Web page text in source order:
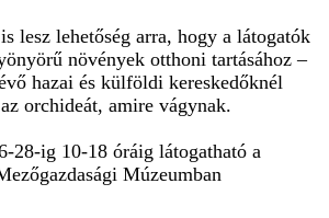
lesz lehetőség arra, hogy a látogatók
növények otthoni tartásához –
hazai és külföldi kereskedőknél
orchideát, amire vágynak.
28-ig 10-18 óráig látogatható a
Múzeumban